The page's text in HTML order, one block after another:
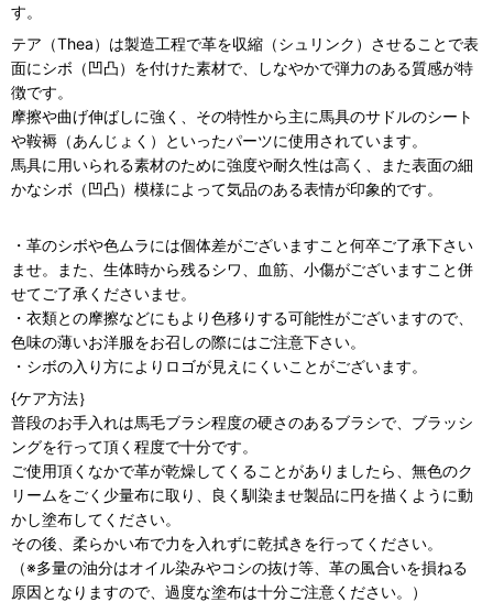
す。
テア（Thea）は製造工程で革を収縮（シュリンク）させることで表
面にシボ（凹凸）を付けた素材で、しなやかで弾力のある質感が特
徴です。
摩擦や曲げ伸ばしに強く、その特性から主に馬具のサドルのシート
や鞍褥（あんじょく）といったパーツに使用されています。
馬具に用いられる素材のために強度や耐久性は高く、また表面の細
かなシボ（凹凸）模様によって気品のある表情が印象的です。
・革のシボや色ムラには個体差がございますこと何卒ご了承下さい
ませ。また、生体時から残るシワ、血筋、小傷がございますこと併
せてご了承くださいませ。
・衣類との摩擦などにもより色移りする可能性がございますので、
色味の薄いお洋服をお召しの際にはご注意下さい。
・シボの入り方によりロゴが見えにくいことがございます。
{ケア方法｝
普段のお手入れは馬毛ブラシ程度の硬さのあるブラシで、ブラッシ
ングを行って頂く程度で十分です。
ご使用頂くなかで革が乾燥してくることがありましたら、無色のク
リームをごく少量布に取り、良く馴染ませ製品に円を描くように動
かし塗布してください。
その後、柔らかい布で力を入れずに乾拭きを行ってください。
（※多量の油分はオイル染みやコシの抜け等、革の風合いを損ねる
原因となりますので、過度な塗布は十分ご注意ください。）